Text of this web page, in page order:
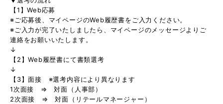
【1】Web応募
※ご応募後、マイページのWeb履歴書をご入力ください。
※ご入力が完了いたしましたら、マイページのメッセージよりご
連絡をお願いいたします。
↓
【2】Web履歴書にて書類選考
↓
【3】面接 ※選考内容により異なります
1次面接 ⇒ 対面（人事部）
2次面接 ⇒ 対面（リテールマネージャー）